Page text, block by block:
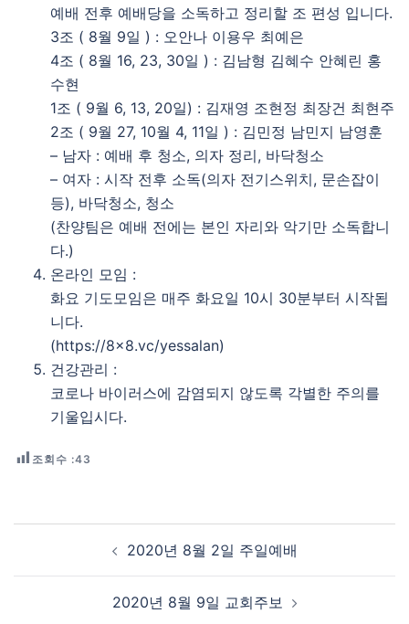
예배 전후 예배당을 소독하고 정리할 조 편성 입니다.
3조 ( 8월 9일 ) : 오안나 이용우 최예은
4조 ( 8월 16, 23, 30일 ) : 김남형 김혜수 안혜린 홍
수현
1조 ( 9월 6, 13, 20일) : 김재영 조현정 최장건 최현주
2조 ( 9월 27, 10월 4, 11일 ) : 김민정 남민지 남영훈
– 남자 : 예배 후 청소, 의자 정리, 바닥청소
– 여자 : 시작 전후 소독(의자 전기스위치, 문손잡이
등), 바닥청소, 청소
(찬양팀은 예배 전에는 본인 자리와 악기만 소독합니
다.)
온라인 모임 :
화요 기도모임은 매주 화요일 10시 30분부터 시작됩
니다.
(https://8×8.vc/yessalan)
건강관리 :
코로나 바이러스에 감염되지 않도록 각별한 주의를
기울입시다.
조회수 :43
Post navigation
2020년 8월 2일 주일예배
2020년 8월 9일 교회주보